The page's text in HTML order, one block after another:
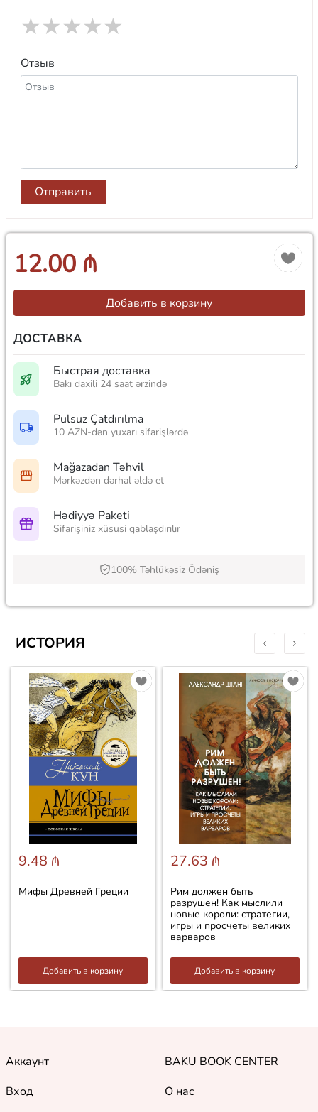
★
★
★
★
★
Отзыв
Отправить
12.00 ₼
Добавить в корзину
ДОСТАВКА
Быстрая доставка
Bakı daxili 24 saat ərzində
Pulsuz Çatdırılma
10 AZN-dən yuxarı sifarişlərdə
Mağazadan Təhvil
Mərkəzdən dərhal əldə et
Hədiyyə Paketi
Sifarişiniz xüsusi qablaşdırılır
100% Təhlükəsiz Ödəniş
ИСТОРИЯ
9.48 ₼
Мифы Древней Греции
Добавить в корзину
27.63 ₼
Рим должен быть
разрушен! Как мыслили
новые короли: стратегии,
игры и просчеты великих
варваров
Добавить в корзину
Аккаунт
Вход
BAKU BOOK CENTER
О нас